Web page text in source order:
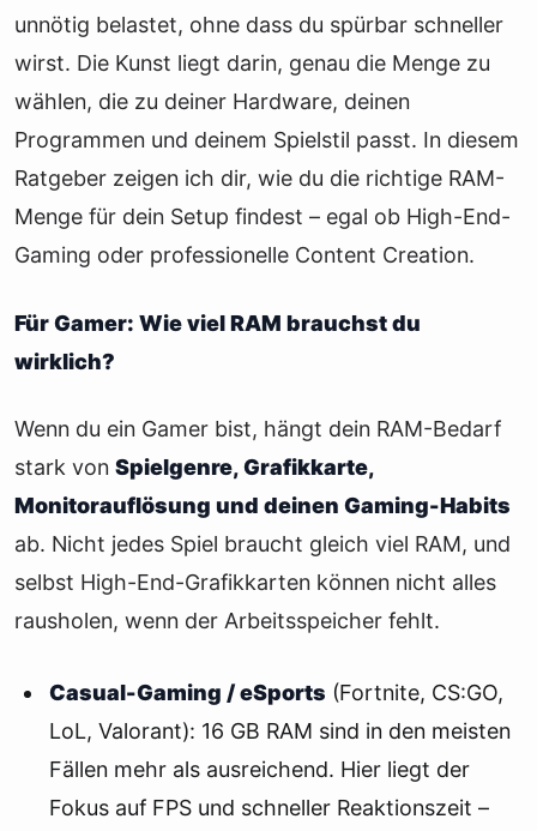
unnötig belastet, ohne dass du spürbar schneller
wirst. Die Kunst liegt darin, genau die Menge zu
wählen, die zu deiner Hardware, deinen
Programmen und deinem Spielstil passt. In diesem
Ratgeber zeigen ich dir, wie du die richtige RAM-
Menge für dein Setup findest – egal ob High-End-
Gaming oder professionelle Content Creation.
Für Gamer: Wie viel RAM brauchst du
wirklich?
Wenn du ein Gamer bist, hängt dein RAM-Bedarf
stark von Spielgenre, Grafikkarte,
Monitorauflösung und deinen Gaming-Habits
ab. Nicht jedes Spiel braucht gleich viel RAM, und
selbst High-End-Grafikkarten können nicht alles
rausholen, wenn der Arbeitsspeicher fehlt.
Casual-Gaming / eSports (Fortnite, CS:GO,
LoL, Valorant): 16 GB RAM sind in den meisten
Fällen mehr als ausreichend. Hier liegt der
Fokus auf FPS und schneller Reaktionszeit –